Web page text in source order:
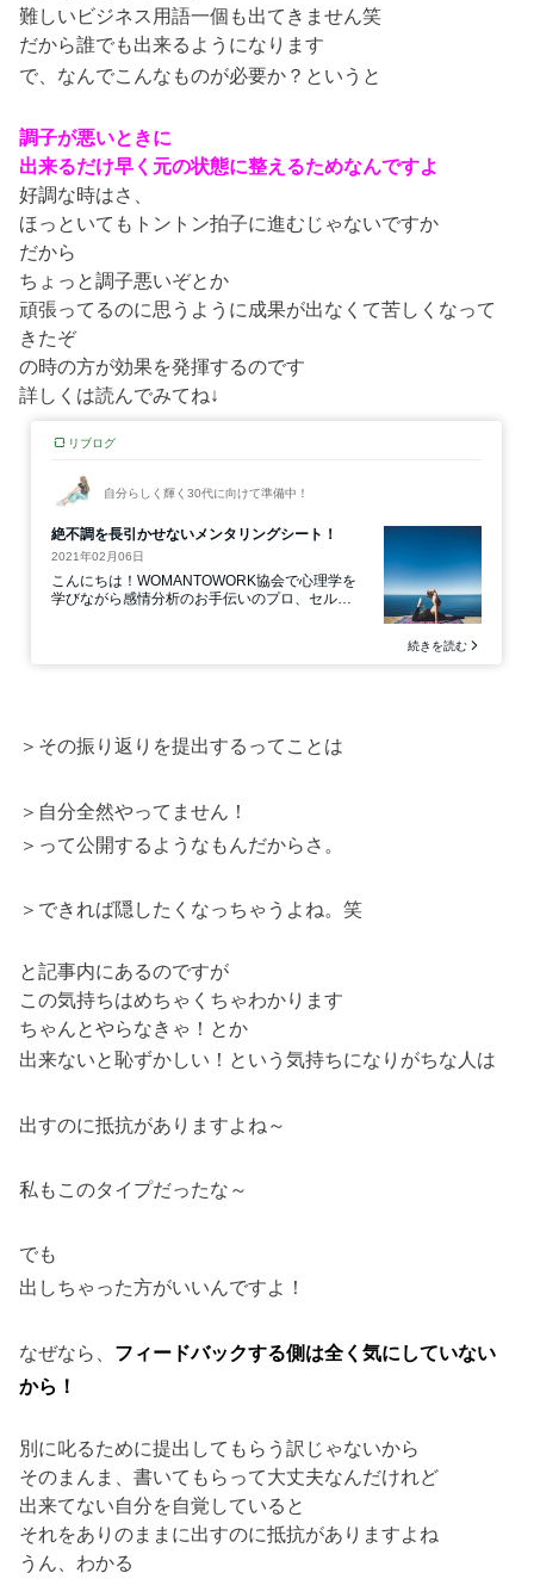
難しいビジネス用語一個も出てきません笑
だから誰でも出来るようになります
で、なんでこんなものが必要か？というと
調子が悪いときに
出来るだけ早く元の状態に整えるためなんですよ
好調な時はさ、
ほっといてもトントン拍子に進むじゃないですか
だから
ちょっと調子悪いぞとか
頑張ってるのに思うように成果が出なくて苦しくなって
きたぞ
の時の方が効果を発揮するのです
詳しくは読んでみてね↓
＞その振り返りを提出するってことは
＞自分全然やってません！
＞って公開するようなもんだからさ。
＞できれば隠したくなっちゃうよね。笑
と記事内にあるのですが
この気持ちはめちゃくちゃわかります
ちゃんとやらなきゃ！とか
出来ないと恥ずかしい！という気持ちになりがちな人は
出すのに抵抗がありますよね～
私もこのタイプだったな～
でも
出しちゃった方がいいんですよ！
なぜなら、 フィードバックする側は全く気にしていない
から！
別に叱るために提出してもらう訳じゃないから
そのまんま、書いてもらって大丈夫なんだけれど
出来てない自分を自覚していると
それをありのままに出すのに抵抗がありますよね
うん、わかる